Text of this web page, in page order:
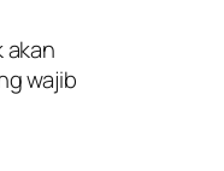
akan
wajib